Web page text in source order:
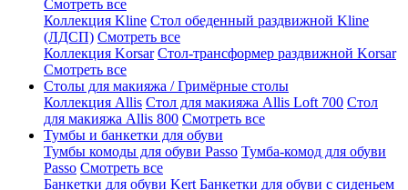
Смотреть все
Коллекция Kline Стол обеденный раздвижной Kline
(ЛДСП) Смотреть все
Коллекция Korsar Стол-трансформер раздвижной Korsar
Смотреть все
Столы для макияжа / Гримёрные столы
Коллекция Allis Стол для макияжа Allis Loft 700 Стол
для макияжа Allis 800 Смотреть все
Тумбы и банкетки для обуви
Тумбы комоды для обуви Passo Тумба-комод для обуви
Passo Смотреть все
Банкетки для обуви Kert Банкетки для обуви с сиденьем